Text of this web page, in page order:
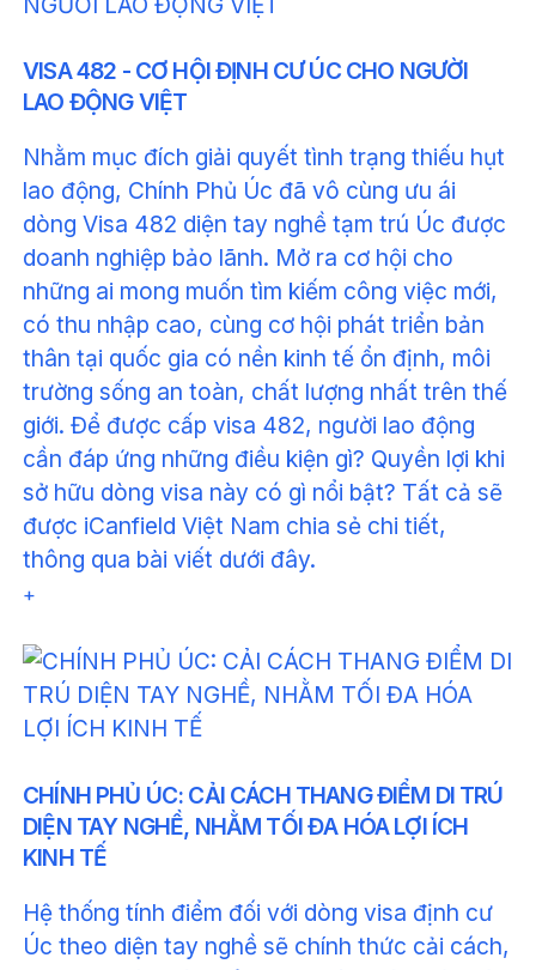
VISA 482 - CƠ HỘI ĐỊNH CƯ ÚC CHO NGƯỜI
LAO ĐỘNG VIỆT
Nhằm mục đích giải quyết tình trạng thiếu hụt
lao động, Chính Phủ Úc đã vô cùng ưu ái
dòng Visa 482 diện tay nghề tạm trú Úc được
doanh nghiệp bảo lãnh. Mở ra cơ hội cho
những ai mong muốn tìm kiếm công việc mới,
có thu nhập cao, cùng cơ hội phát triển bản
thân tại quốc gia có nền kinh tế ổn định, môi
trường sống an toàn, chất lượng nhất trên thế
giới. Để được cấp visa 482, người lao động
cần đáp ứng những điều kiện gì? Quyền lợi khi
sở hữu dòng visa này có gì nổi bật? Tất cả sẽ
được iCanfield Việt Nam chia sẻ chi tiết,
thông qua bài viết dưới đây.
+
CHÍNH PHỦ ÚC: CẢI CÁCH THANG ĐIỂM DI TRÚ
DIỆN TAY NGHỀ, NHẰM TỐI ĐA HÓA LỢI ÍCH
KINH TẾ
Hệ thống tính điểm đối với dòng visa định cư
Úc theo diện tay nghề sẽ chính thức cải cách,